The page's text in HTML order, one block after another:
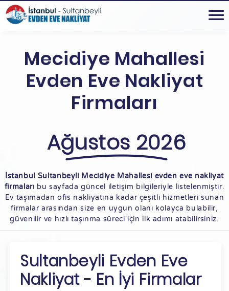
Mecidiye Mahallesi
Evden Eve Nakliyat
Firmaları
Ağustos 2026
İstanbul Sultanbeyli Mecidiye Mahallesi evden eve nakliyat
firmaları bu sayfada güncel iletişim bilgileriyle listelenmiştir.
Ev taşımadan ofis nakliyatına kadar çeşitli hizmetleri sunan
firmalar arasından size en uygun olanı kolayca bulabilir,
güvenilir ve hızlı taşınma süreci için ilk adımı atabilirsiniz.
Sultanbeyli Evden Eve
Nakliyat - En İyi Firmalar